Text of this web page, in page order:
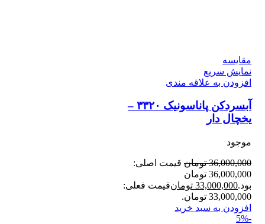
مقايسه
نمایش سریع
افزودن به علاقه مندی
آبسردکن پاناسونیک ۳۳۲۰ –
یخچال دار
موجود
36,000,000 تومان قیمت اصلی:
36,000,000 تومان
بود.33,000,000 تومانقیمت فعلی:
33,000,000 تومان.
افزودن به سبد خرید
-5%